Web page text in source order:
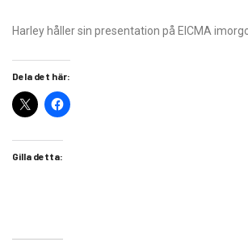
Harley håller sin presentation på EICMA
Dela det här:
Gilla detta: